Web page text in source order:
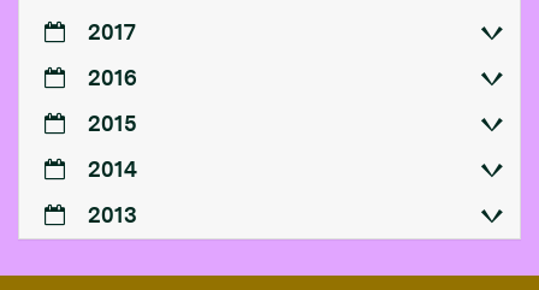
2017
2016
2015
2014
2013